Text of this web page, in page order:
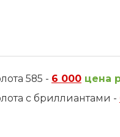
585 - 6 000 цена
с бриллиантами -